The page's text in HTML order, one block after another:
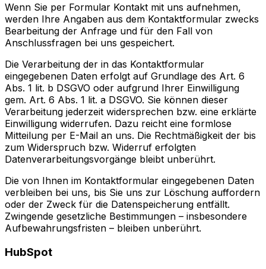
Wenn Sie per Formular Kontakt mit uns aufnehmen,
werden Ihre Angaben aus dem Kontaktformular zwecks
Bearbeitung der Anfrage und für den Fall von
Anschlussfragen bei uns gespeichert.
Die Verarbeitung der in das Kontaktformular
eingegebenen Daten erfolgt auf Grundlage des Art. 6
Abs. 1 lit. b DSGVO oder aufgrund Ihrer Einwilligung
gem. Art. 6 Abs. 1 lit. a DSGVO. Sie können dieser
Verarbeitung jederzeit widersprechen bzw. eine erklärte
Einwilligung widerrufen. Dazu reicht eine formlose
Mitteilung per E-Mail an uns. Die Rechtmäßigkeit der bis
zum Widerspruch bzw. Widerruf erfolgten
Datenverarbeitungsvorgänge bleibt unberührt.
Die von Ihnen im Kontaktformular eingegebenen Daten
verbleiben bei uns, bis Sie uns zur Löschung auffordern
oder der Zweck für die Datenspeicherung entfällt.
Zwingende gesetzliche Bestimmungen – insbesondere
Aufbewahrungsfristen – bleiben unberührt.
HubSpot